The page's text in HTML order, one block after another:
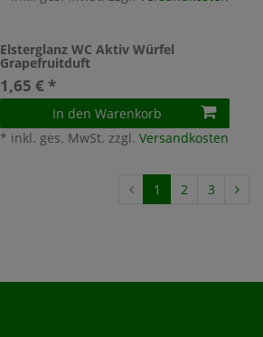
Elsterglanz WC Aktiv Würfel
Grapefruitduft
1,65 € *
In den Warenkorb
* inkl. ges. MwSt. zzgl.Versandkosten
1 2 3